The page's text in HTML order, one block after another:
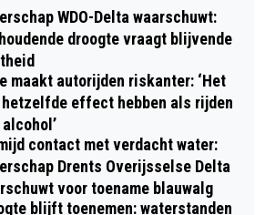
WDO-Delta waarschuwt:
droogte vraagt blijvende
maakt autorijden riskanter: ‘Het
hetzelfde effect hebben als rijden
contact met verdacht water:
Drents Overijsselse Delta
voor toename blauwalg
blijft toenemen: waterstanden